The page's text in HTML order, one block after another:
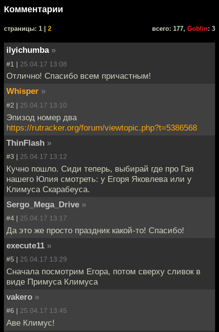
Комментарии
cтраницы: 1 | 2 всего: 177, Goblin: 3
ilyichumba »
#1 | 25.04.17 13:08
Отлично! Спасибо всем причастным!
Whisper »
#2 | 25.04.17 13:10
Эпизод номер два
https://rutracker.org/forum/viewtopic.php?t=5386568
ThinFlash »
#3 | 25.04.17 13:12
Кучно пошло. Сиди теперь, выбирай где про Гая
нашего Юлия смотреть: у Егоря Яковлева или у
Климуса Скарабеуса.
Sergo_Mega_Drive »
#4 | 25.04.17 13:17
Да это же просто праздник какой-то! Спасибо!
execute11 »
#5 | 25.04.17 13:29
Сначала посмотрим Егора, потом сверху сливок в
виде Примуса Климуса
vakero »
#6 | 25.04.17 13:45
Аве Климус!